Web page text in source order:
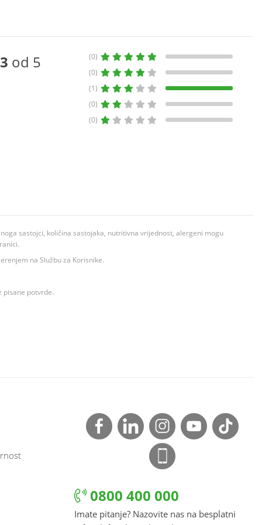
3 od 5
(0)
(0)
(1)
(0)
(0)
sastojci, količina sastojaka, nutritivna vrijednost, alergeni mogu
na Službu za Korisnike.
pisane potvrde.
0800 400 000
Imate pitanje? Nazovite nas na besplatni